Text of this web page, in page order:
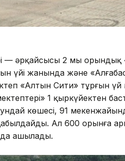
— әрқайсысы 2 мың
үйі жанында және
«Алтын Сити» тұрғын
1 қыркүйектен
көшесі, 91
Ал 600 орынға
ашылады.